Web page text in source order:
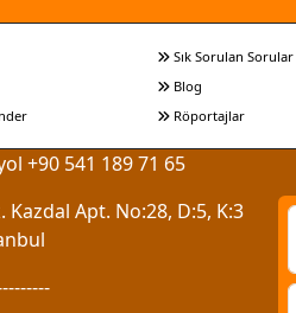
Sık Sorulan Sorular
Blog
Röportajlar
+90 541 189 71 65
Kazdal Apt. No:28, D:5, K:3